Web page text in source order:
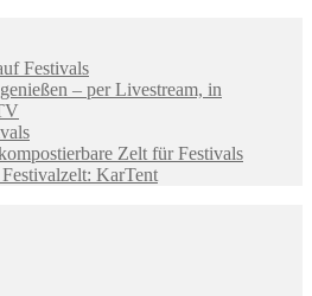
Festivals
– per Livestream, in
Zelt für Festivals
KarTent